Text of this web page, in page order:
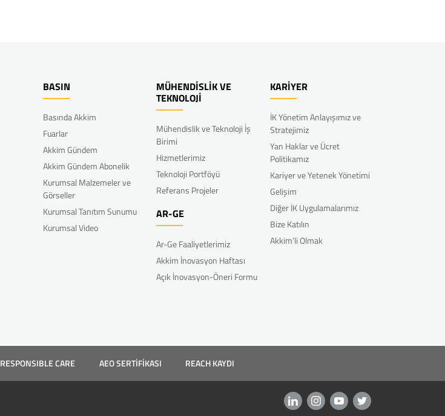
BASIN
Basında Akkim
Fuarlar
Akkim Gündem
Akkim Gündem Abonelik
Kurumsal Malzemeler ve
Görseller
Kurumsal Tanıtım Sunumu
Kurumsal Video
MÜHENDİSLİK VE
TEKNOLOJİ
Mühendislik ve Teknoloji İş
Birimi
Hizmetlerimiz
Teknoloji Portföyü
Referans Projeler
AR-GE
Ar-Ge Faaliyetlerimiz
Akkim İnovasyon Haftası
Açık İnovasyon-Öneri Formu
KARİYER
İK Yönetim Anlayışımız ve
Stratejimiz
Yan Haklar ve Ücret
Politikamız
Kariyer ve Yetenek Yönetimi
Gelişim
Diğer İK Uygulamalarımız
Bize Katılın
Akkim’li Olmak
RESPONSIBLE CARE AEO SERTİFİKASI REACH KAYDI